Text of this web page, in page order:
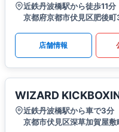
近鉄丹波橋駅から徒歩11分
京都府京都市伏見区肥後
店舗情報
WIZARD
近鉄丹波橋駅から車で3分
京都市伏見区深草加賀屋